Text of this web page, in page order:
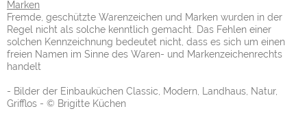
Marken
Fremde, geschützte Warenzeichen und Marken wurden in der
Regel nicht als solche kenntlich gemacht. Das Fehlen einer
solchen Kennzeichnung bedeutet nicht, dass es sich um einen
freien Namen im Sinne des Waren- und Markenzeichenrechts
handelt
- Bilder der Einbauküchen Classic, Modern, Landhaus, Natur,
Grifflos - © Brigitte Küchen